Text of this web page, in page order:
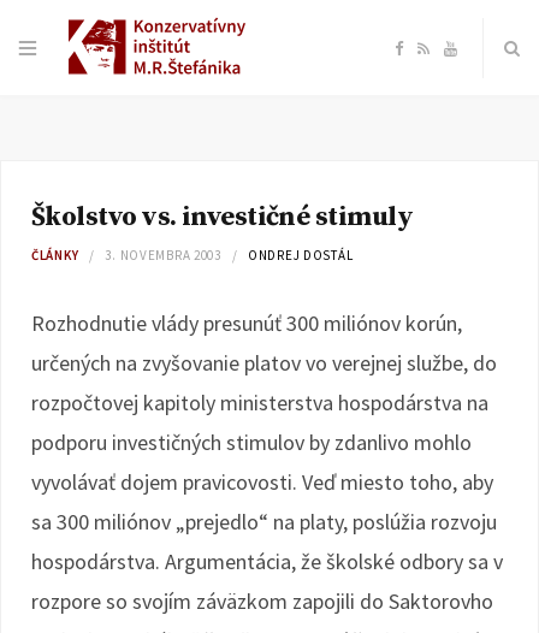
F
e
o
R Y
e
Školstvo vs. investičné stimuly
ČLÁNKY 3. NOVEMBRA 2003 ONDREJ DOSTÁL
Rozhodnutie vlády presunúť 300 miliónov korún,
určených na zvyšovanie platov vo verejnej službe, do
rozpočtovej kapitoly ministerstva hospodárstva na
podporu investičných stimulov by zdanlivo mohlo
vyvolávať dojem pravicovosti. Veď miesto toho, aby
sa 300 miliónov „prejedlo“ na platy, poslúžia rozvoju
hospodárstva. Argumentácia, že školské odbory sa v
rozpore so svojím záväzkom zapojili do Saktorovho